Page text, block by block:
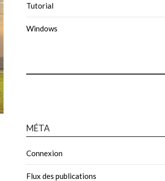
Tutorial
Windows
MÉTA
Connexion
Flux des publications